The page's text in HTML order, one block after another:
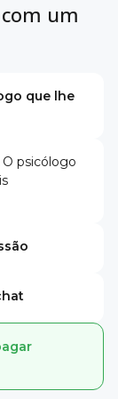
um
que lhe
O psicólogo